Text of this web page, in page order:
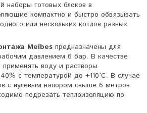
наборы готовых блоков в
компактно и быстро обвязывать
или нескольких котлов разных
Meibes предназначены для
давлением 6 бар. В качестве
применять воду и растворы
с температурой до +110°C. В случае
с нулевым напором свыше 6 метров
подрезать теплоизоляцию по